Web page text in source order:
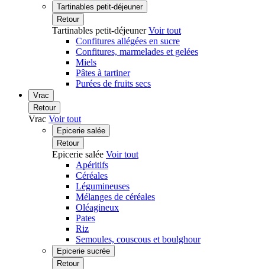
Tartinables petit-déjeuner
Retour
Tartinables petit-déjeunerVoir tout
Confitures allégées en sucre
Confitures, marmelades et gelées
Miels
Pâtes à tartiner
Purées de fruits secs
Vrac
Retour
Vrac Voir tout
Epicerie salée
Retour
Epicerie salée Voir tout
Apéritifs
Céréales
Légumineuses
Mélanges de céréales
Oléagineux
Pates
Riz
Semoules, couscous et boulghour
Epicerie sucrée
Retour